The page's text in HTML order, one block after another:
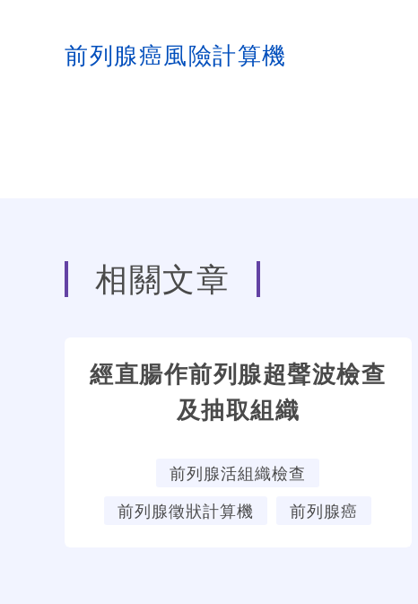
前列腺癌風險計算機
相關文章
經直腸作前列腺超聲波檢查
及抽取組織
前列腺活組織檢查
前列腺徵狀計算機
前列腺癌